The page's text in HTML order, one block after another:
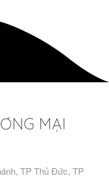
MẠI
TP Thủ Đức, TP